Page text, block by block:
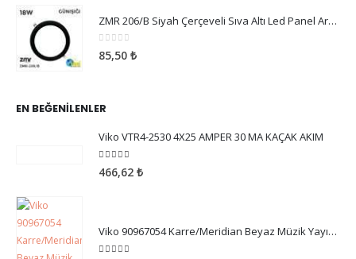
ZMR 206/B Siyah Çerçeveli Sıva Altı Led Panel Armatür 18W Günışığı
05 üzerinden
85,50 ₺
EN BEĞENILENLER
Viko VTR4-2530 4X25 AMPER 30 MA KAÇAK AKIM
5.00 5 üzerinden
466,62 ₺
Viko 90967054 Karre/Meridian Beyaz Müzik Yayın Anahtarı Mekanizma